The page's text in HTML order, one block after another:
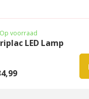
Op voorraad
LED Lamp